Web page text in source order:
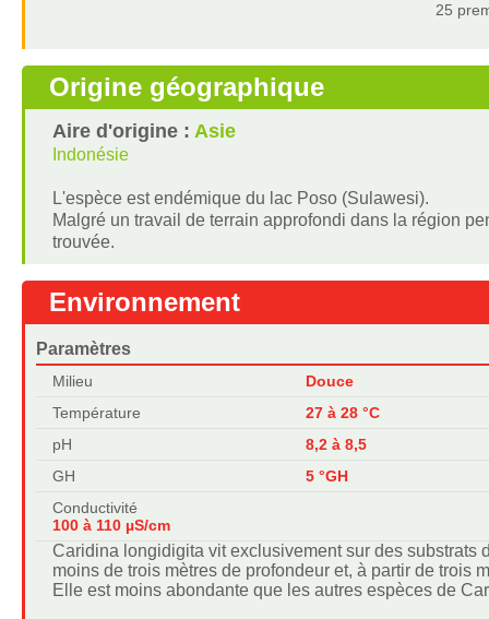
25
Origine géographique
Aire d'origine : Asie
Indonésie
L'espèce est endémique du lac Poso (Sulawesi).
Malgré un travail de terrain approfondi dans la région
trouvée.
Environnement
Paramètres
Milieu
Douce
Température
27 à 28 °C
pH
8,2 à 8,5
GH
5 °GH
Conductivité
100 à 110 µS/cm
Caridina longidigita vit exclusivement sur des substrats
moins de trois mètres de profondeur et, à partir de trois
Elle est moins abondante que les autres espèces de